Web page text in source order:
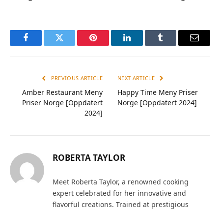
FacebookTwitter Pinterest LinkedInTumblr Email
PREVIOUS ARTICLE
Amber Restaurant Meny
Priser Norge [Oppdatert
2024]
NEXT ARTICLE
Happy Time Meny Priser
Norge [Oppdatert 2024]
ROBERTA TAYLOR
Meet Roberta Taylor, a renowned cooking
expert celebrated for her innovative and
flavorful creations. Trained at prestigious